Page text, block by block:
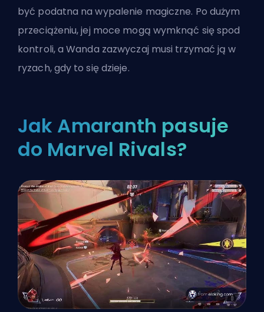
być podatna na wypalenie magiczne. Po dużym
przeciążeniu, jej moce mogą wymknąć się spod
kontroli, a Wanda zazwyczaj musi trzymać ją w
ryzach, gdy to się dzieje.
Jak Amaranth pasuje
do Marvel Rivals?